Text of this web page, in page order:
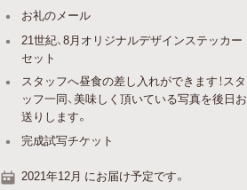
お礼のメール
21世紀、8月オリジナルデザインステッカー
セット
スタッフへ昼食の差し入れができます！スタ
ッフ一同、美味しく頂いている写真を後日お
送りします。
完成試写チケット
2021年12月 にお届け予定です。